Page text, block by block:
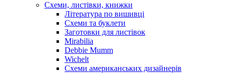
Схеми, листівки, книжки
Література по вишивці
Схеми та буклети
Заготовки для листівок
Mirabilia
Debbie Mumm
Wichelt
Схеми американських дизайнерів